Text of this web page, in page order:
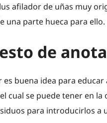
afilador de uñas muy
una parte hueca para ello.
de
buena idea para
cual se puede tener en
para introducirlos a